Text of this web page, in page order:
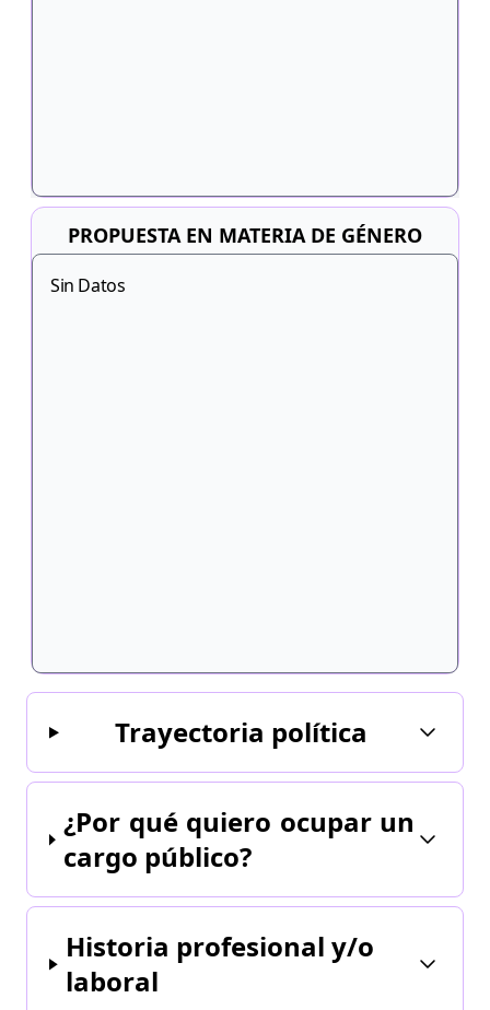
PROPUESTA EN MATERIA DE GÉNERO
Sin Datos
Trayectoria política
¿Por qué quiero ocupar un
cargo público?
Historia profesional y/o
laboral